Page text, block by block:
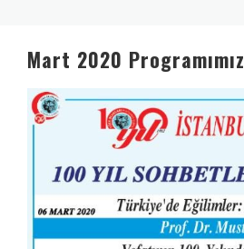
Mart 2020 Programımız